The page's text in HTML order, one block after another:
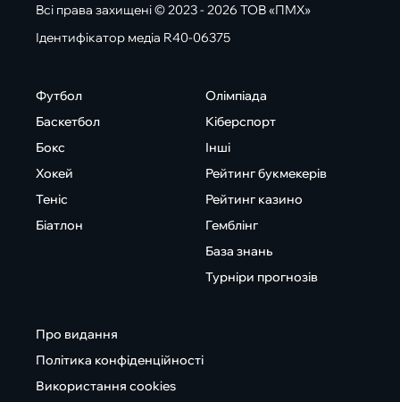
Всі права захищені © 2023 - 2026 ТОВ «ПМХ»
Ідентифікатор медіа R40-06375
Футбол
Баскетбол
Бокс
Хокей
Теніс
Біатлон
Олімпіада
Кіберспорт
Інші
Рейтинг букмекерів
Рейтинг казино
Гемблінг
База знань
Турніри прогнозів
Про видання
Політика конфіденційності
Використання cookies